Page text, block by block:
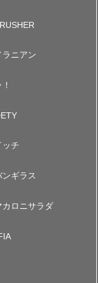
ニアン
ッチ
ギラス
カロニサラダ